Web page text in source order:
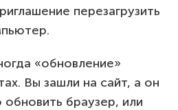
перезагрузить
«обновление»
Вы зашли на сайт, а он
браузер, или